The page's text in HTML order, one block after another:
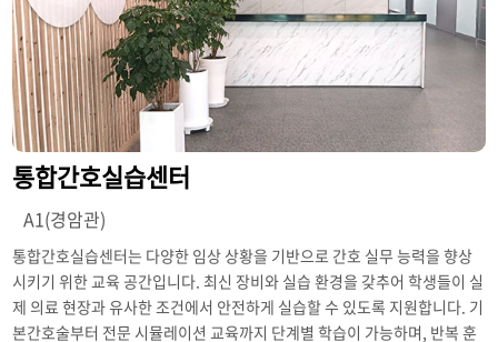
통합간호실습센터
A1(경암관)
통합간호실습센터는 다양한 임상 상황을 기반으로 간호 실무 능력을 향상
시키기 위한 교육 공간입니다. 최신 장비와 실습 환경을 갖추어 학생들이 실
제 의료 현장과 유사한 조건에서 안전하게 실습할 수 있도록 지원합니다. 기
본간호술부터 전문 시뮬레이션 교육까지 단계별 학습이 가능하며, 반복 훈